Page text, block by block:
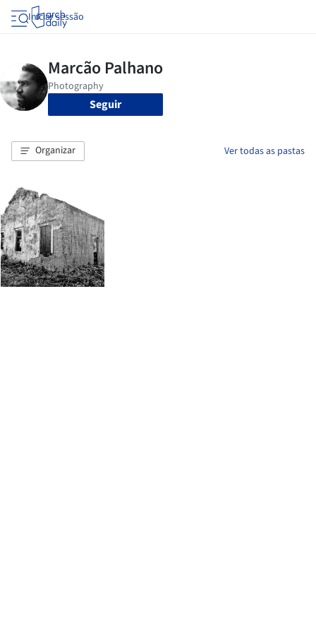
Iniciar sessão
Seguir
Organizar Ver todas as pastas